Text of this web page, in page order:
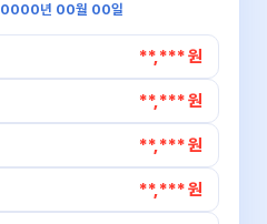
0000년 00월 00일
**,*** 원
**,*** 원
**,*** 원
**,*** 원